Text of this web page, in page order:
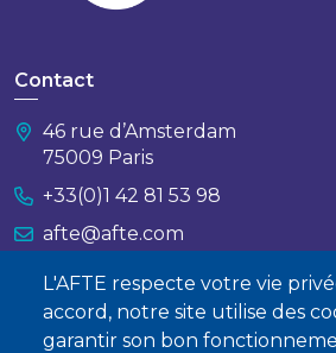
L'AFTE respecte votre vie
accord, notre site utilise des
garantir son bon
Contact
46 rue d’Amsterdam
75009 Paris
+33(0)1 42 81 53 98
afte@afte.com
Nous contacter
À propos